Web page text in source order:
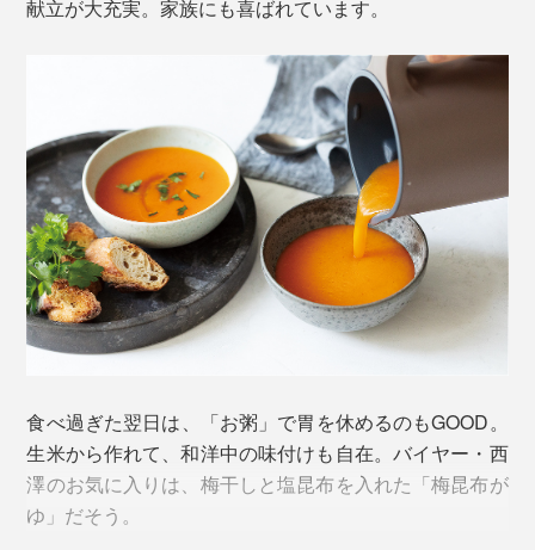
豆乳とおからを作るモード。30～35分間、大豆を加熱
しながら低速撹拌し、約90℃に達すると断続的に高速
撹拌。できあがったら、濾し器などで濾して「豆乳」と
大豆は乾燥大豆を使用。浸水する方法としない方法があります
刃の裏側や底の隅に汚れが残ってしまったら、専用のブ
ラシでかき出します。ブラシの硬さや角度が考えられて
いるので、ストレスなくキレイにできます。
献立が大充実。家族にも喜ばれています。
食べ過ぎた翌日は、「お粥」で胃を休めるのもGOOD。
生米から作れて、和洋中の味付けも自在。バイヤー・西
澤のお気に入りは、梅干しと塩昆布を入れた「梅昆布が
ゆ」だそう。